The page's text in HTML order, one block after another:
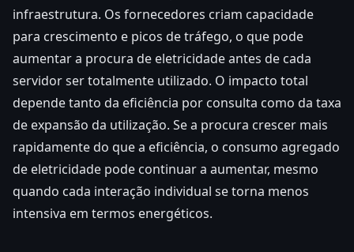
infraestrutura. Os fornecedores criam capacidade
para crescimento e picos de tráfego, o que pode
aumentar a procura de eletricidade antes de cada
servidor ser totalmente utilizado. O impacto total
depende tanto da eficiência por consulta como da taxa
de expansão da utilização. Se a procura crescer mais
rapidamente do que a eficiência, o consumo agregado
de eletricidade pode continuar a aumentar, mesmo
quando cada interação individual se torna menos
intensiva em termos energéticos.